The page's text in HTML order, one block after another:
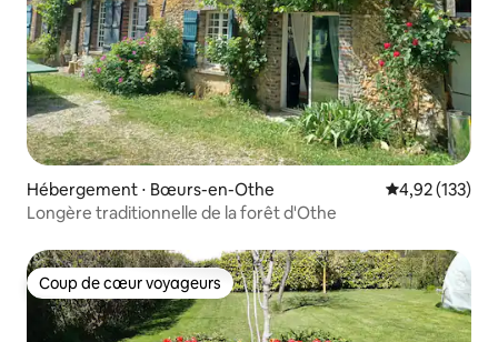
Hébergement ⋅ Bœurs-en-Othe Évaluation
4,92 (133)
Longère traditionnelle de la forêt d'Othe
Coup de cœur voyageurs
Coup de cœur voyageurs